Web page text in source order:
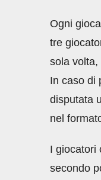
Ogni
tre
sola volta,
In caso di
disputata
nel
I giocatori
secondo